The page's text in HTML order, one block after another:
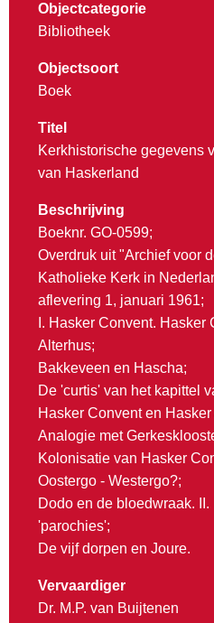
Objectcategorie
Bibliotheek
Objectsoort
Boek
Titel
Kerkhistorische gegevens
van Haskerland
Beschrijving
Boeknr. GO-0599;
Overdruk uit "Archief voor
Katholieke Kerk in
aflevering 1, januari 1961;
I. Hasker Convent. Hasker
Alterhus;
Bakkeveen en Hascha;
De 'curtis' van het kapittel
Hasker Convent en
Analogie met
Kolonisatie van Hasker
Oostergo - Westergo?;
Dodo en de bloedwraak.
'parochies';
De vijf dorpen en Joure.
Vervaardiger
Dr. M.P. van Buijtenen